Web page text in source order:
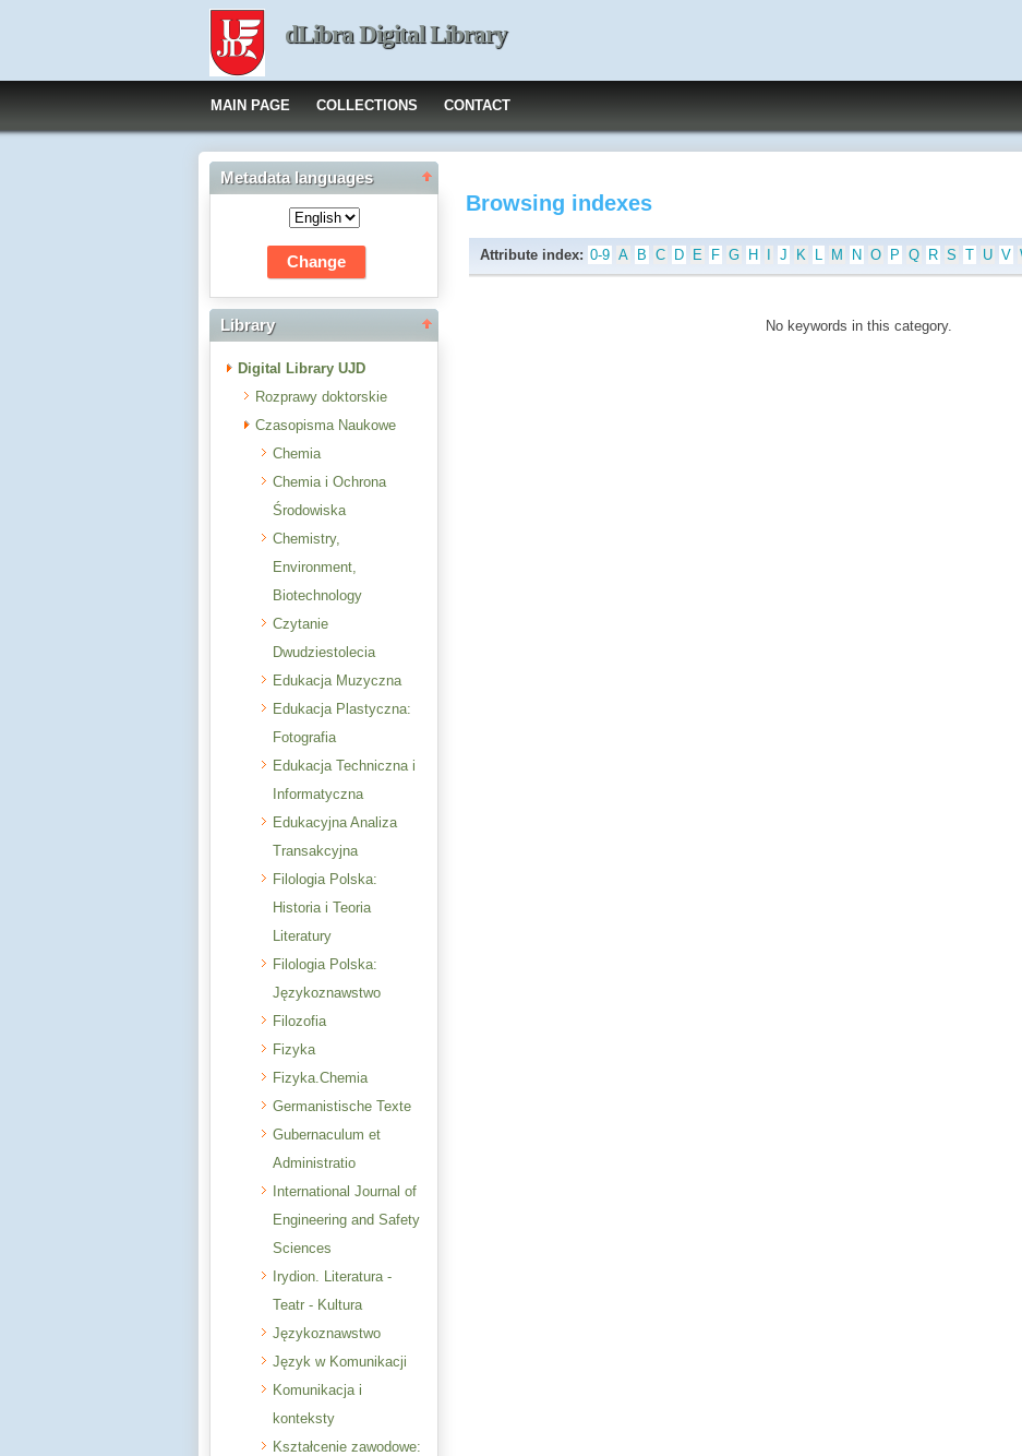
dLibra Digital Library
MAIN PAGE COLLECTIONS CONTACT
Metadata languages
Library
Digital Library UJD
Rozprawy doktorskie
Czasopisma Naukowe
Chemia
Chemia i Ochrona
Środowiska
Chemistry,
Environment,
Biotechnology
Czytanie
Dwudziestolecia
Edukacja Muzyczna
Edukacja Plastyczna:
Fotografia
Edukacja Techniczna i
Informatyczna
Edukacyjna Analiza
Transakcyjna
Filologia Polska:
Historia i Teoria
Literatury
Filologia Polska:
Językoznawstwo
Filozofia
Fizyka
Fizyka.Chemia
Germanistische Texte
Gubernaculum et
Administratio
International Journal of
Engineering and Safety
Sciences
Irydion. Literatura -
Teatr - Kultura
Językoznawstwo
Język w Komunikacji
Komunikacja i
konteksty
Kształcenie zawodowe:
Browsing indexes
Attribute index: 0-9 A B C D E F G H J K L M N O P Q R S T U V
No keywords in this category.